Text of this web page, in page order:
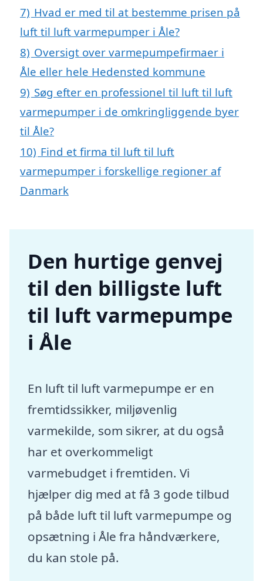
7) Hvad er med til at bestemme prisen på
luft til luft varmepumper i Åle?
8) Oversigt over varmepumpefirmaer i
Åle eller hele Hedensted kommune
9) Søg efter en professionel til luft til luft
varmepumper i de omkringliggende byer
til Åle?
10) Find et firma til luft til luft
varmepumper i forskellige regioner af
Danmark
Den hurtige genvej
til den billigste luft
til luft varmepumpe
i Åle
En luft til luft varmepumpe er en
fremtidssikker, miljøvenlig
varmekilde, som sikrer, at du også
har et overkommeligt
varmebudget i fremtiden. Vi
hjælper dig med at få 3 gode tilbud
på både luft til luft varmepumpe og
opsætning i Åle fra håndværkere,
du kan stole på.